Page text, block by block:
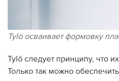
Tylö осваивает формовку
Tylö следует принципу, что
Только так можно